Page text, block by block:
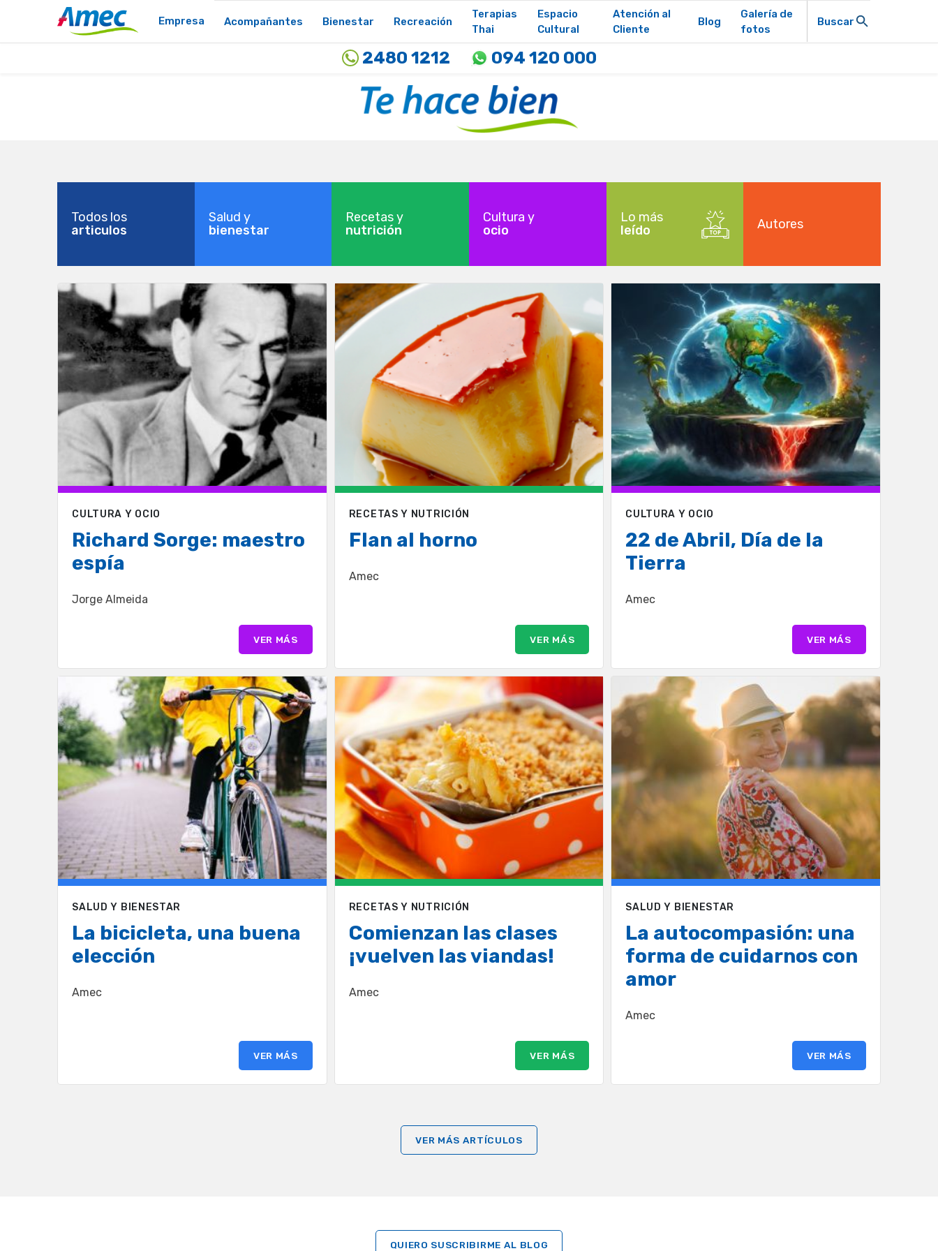
Empresa Acompañantes Bienestar Recreación
Terapias
Thai
Espacio
Cultural
Atención al
Cliente
Blog
Galería de
fotos
Buscar
2480 1212 094 120 000
Todos los
articulos
Salud y
bienestar
Recetas y
nutrición
Cultura y
ocio
Lo más
leído
Autores
CULTURA Y OCIO
Richard Sorge: maestro
espía
Jorge Almeida
VER MÁS
RECETAS Y NUTRICIÓN
Flan al horno
Amec
VER MÁS
CULTURA Y OCIO
22 de Abril, Día de la
Tierra
Amec
VER MÁS
SALUD Y BIENESTAR
La bicicleta, una buena
elección
Amec
VER MÁS
RECETAS Y NUTRICIÓN
Comienzan las clases
¡vuelven las viandas!
Amec
VER MÁS
SALUD Y BIENESTAR
La autocompasión: una
forma de cuidarnos con
amor
Amec
VER MÁS
VER MÁS ARTÍCULOS
QUIERO SUSCRIBIRME AL BLOG